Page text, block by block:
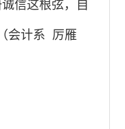
信这根弦，自
会计系 厉雁